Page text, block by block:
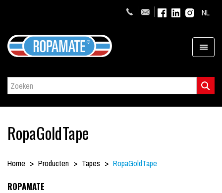
NL
RopaGoldTape
Home Producten Tapes RopaGoldTape
ROPAMATE